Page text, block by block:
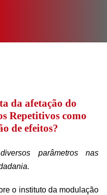
da afetação do
Repetitivos como
de efeitos?
parâmetros nas
o instituto da modulação